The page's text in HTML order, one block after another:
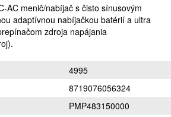
AC menič/nabíjač s čisto sínusovým
adaptívnou nabíjačkou batérií a ultra
zdroja napájania
4995
8719076056324
PMP483150000